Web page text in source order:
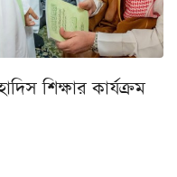
শিক্ষার কার্যক্রম